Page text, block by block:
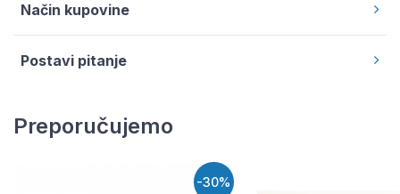
Način kupovine
Postavi pitanje
Preporučujemo
-30%